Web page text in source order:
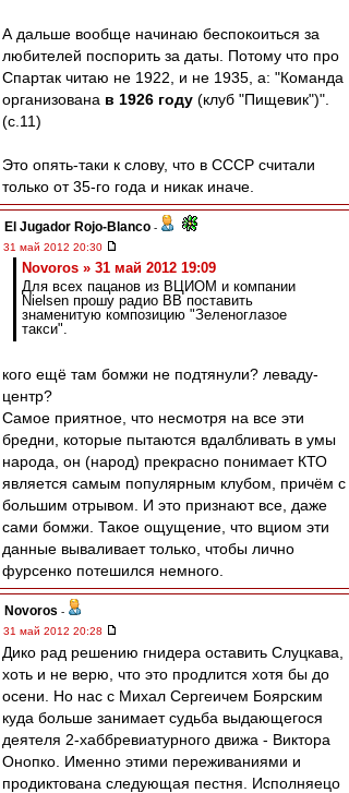
А дальше вообще начинаю беспокоиться за
любителей поспорить за даты. Потому что про
Спартак читаю не 1922, и не 1935, а: "Команда
организована в 1926 году (клуб "Пищевик")".
(с.11)
Это опять-таки к слову, что в СССР считали
только от 35-го года и никак иначе.
El Jugador Rojo-Blanco -
31 май 2012 20:30
Novoros » 31 май 2012 19:09
Для всех пацанов из ВЦИОМ и компании
Nielsen прошу радио ВВ поставить
знаменитую композицию "Зеленоглазое
такси".
кого ещё там бомжи не подтянули? леваду-
центр?
Самое приятное, что несмотря на все эти
бредни, которые пытаются вдалбливать в умы
народа, он (народ) прекрасно понимает КТО
является самым популярным клубом, причём с
большим отрывом. И это признают все, даже
сами бомжи. Такое ощущение, что вциом эти
данные вываливает только, чтобы лично
фурсенко потешился немного.
Novoros -
31 май 2012 20:28
Дико рад решению гнидера оставить Слуцкава,
хоть и не верю, что это продлится хотя бы до
осени. Но нас с Михал Сергеичем Боярским
куда больше занимает судьба выдающегося
деятеля 2-хаббревиатурного движа - Виктора
Онопко. Именно этими переживаниями и
продиктована следующая пестня. Исполняецо